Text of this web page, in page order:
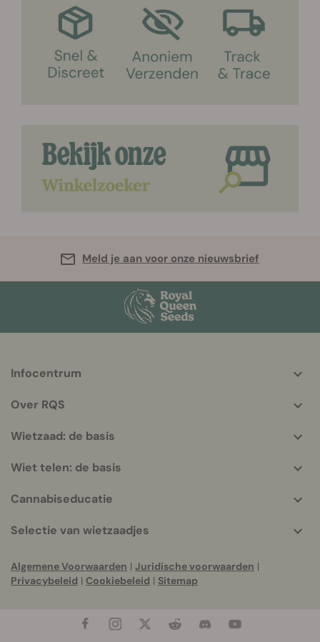
Meld je aan voor onze nieuwsbrief
info
Infocentrum
Over RQS
Wietzaad: de basis
Wiet telen: de basis
Cannabiseducatie
Selectie van wietzaadjes
Algemene Voorwaarden | Juridische voorwaarden |
Privacybeleid | Cookiebeleid | Sitemap